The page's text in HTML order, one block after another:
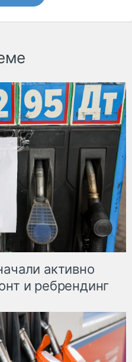
активно
и ребрендинг